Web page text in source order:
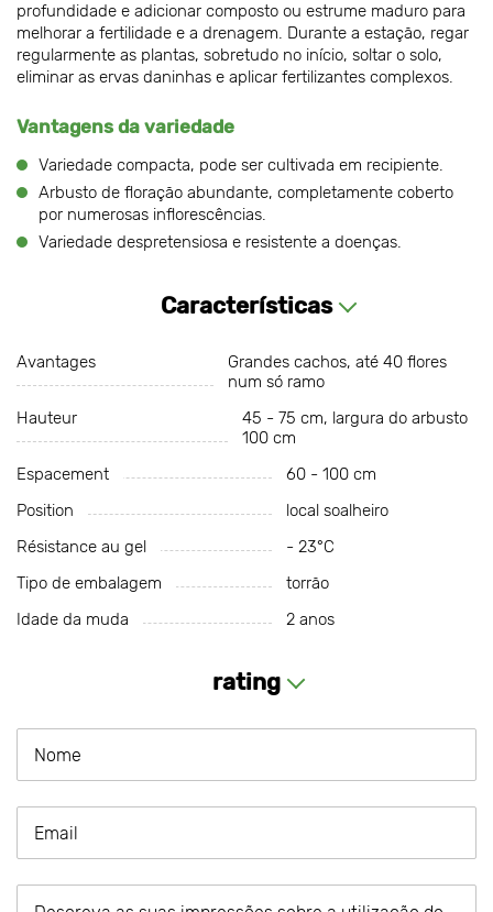
profundidade e adicionar composto ou estrume maduro para
melhorar a fertilidade e a drenagem. Durante a estação, regar
regularmente as plantas, sobretudo no início, soltar o solo,
eliminar as ervas daninhas e aplicar fertilizantes complexos.
Vantagens da variedade
Variedade compacta, pode ser cultivada em recipiente.
Arbusto de floração abundante, completamente coberto
por numerosas inflorescências.
Variedade despretensiosa e resistente a doenças.
Características
Avantages
Grandes cachos, até 40 flores
num só ramo
Hauteur
45 - 75 cm, largura do arbusto
100 cm
Espacement
60 - 100 cm
Position
local soalheiro
Résistance au gel
- 23°С
Tipo de embalagem
torrão
Idade da muda
2 anos
rating